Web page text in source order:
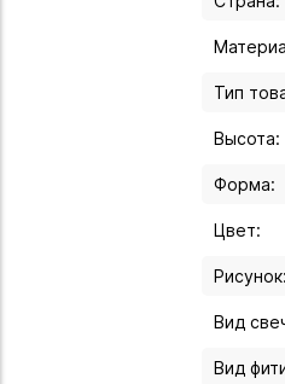
Тип
Высота:
Форма:
Цвет:
Рисунок:
Вид
Вид